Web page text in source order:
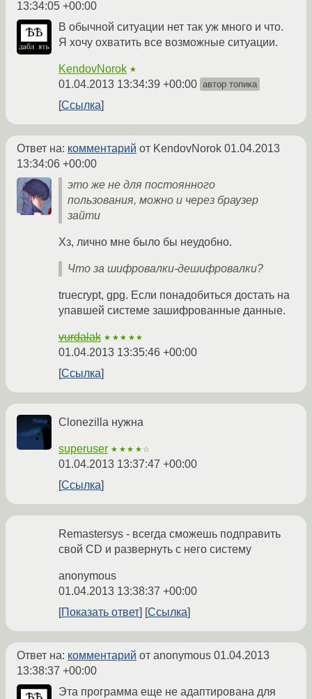
13:34:05 +00:00
В обычной ситуации нет так уж много и что.
Я хочу охватить все возможные ситуации.
KendovNorok ★
01.04.2013 13:34:39 +00:00 автор топика
Ссылка
Ответ на: комментарий от KendovNorok 01.04.2013
13:34:06 +00:00
это же не для постоянного
пользования, можно и через браузер
зайти
Хз, лично мне было бы неудобно.
Что за шифровалки-дешифровалки?
truecrypt, gpg. Если понадобиться достать на
упавшей системе зашифрованные данные.
vurdalak ★★★★★
01.04.2013 13:35:46 +00:00
Ссылка
Clonezilla нужна
superuser ★★★★☆
01.04.2013 13:37:47 +00:00
Ссылка
Remastersys - всегда сможешь подправить
свой CD и развернуть с него систему
anonymous
01.04.2013 13:38:37 +00:00
Показать ответ
Ссылка
Ответ на: комментарий от anonymous 01.04.2013
13:38:37 +00:00
Эта программа еще не адаптирована для